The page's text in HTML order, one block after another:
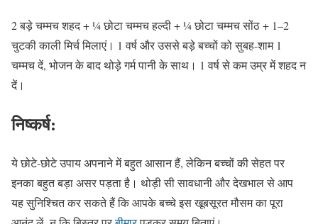
2 बड़े चम्मच शहद + ¼ छोटा चम्मच हल्दी + ¼ छोटा चम्मच सोंठ + 1–2
चुटकी काली मिर्च मिलाएं। 1 वर्ष और उससे बड़े बच्चों को सुबह-शाम 1
चम्मच दें, भोजन के बाद थोड़े गर्म पानी के साथ। 1 वर्ष से कम उम्र में शहद न
दें।
निष्कर्ष:
ये छोटे-छोटे उपाय अपनाने में बहुत आसान हैं, लेकिन बच्चों की सेहत पर
इनका बहुत बड़ा असर पड़ता है। थोड़ी सी सावधानी और देखभाल से आप
यह सुनिश्चित कर सकते हैं कि आपके बच्चे इस खूबसूरत मौसम का पूरा